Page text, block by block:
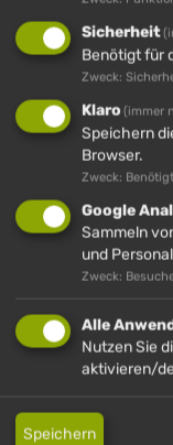
Das Schwändle
ideal für eine
urigen Hütte
Von 10:30 Uhr
Sicherheit
Benötigt für
Zweck:
Klaro (immer
Speichern
Browser.
Zweck:
Google
Sammeln
und
Zweck:
Alle
Nutzen Sie
aktivieren/
Speichern